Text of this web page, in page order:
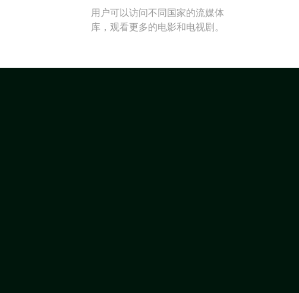
用户可以访问不同国家的流媒体
库，观看更多的电影和电视剧。